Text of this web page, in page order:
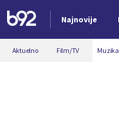
Najnovije
Nova vest
Aktuelno Film/TV Muzika